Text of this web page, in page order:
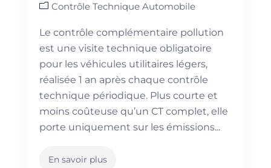
Contrôle Technique Automobile
Le contrôle complémentaire pollution
est une visite technique obligatoire
pour les véhicules utilitaires légers,
réalisée 1 an après chaque contrôle
technique périodique. Plus courte et
moins coûteuse qu’un CT complet, elle
porte uniquement sur les émissions...
En savoir plus